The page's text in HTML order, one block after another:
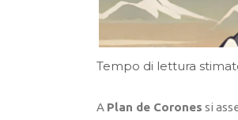
Tempo di lettura
A Plan de Corones si